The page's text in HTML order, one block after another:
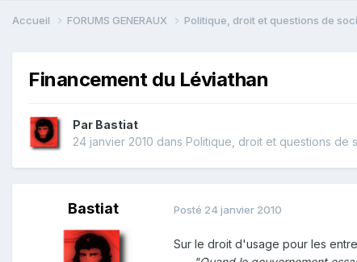
Accueil FORUMS GENERAUX Politique, droit et questions de
Financement du Léviathan
Par Bastiat
24 janvier 2010 dans Politique, droit et questions de
Bastiat Posté 24 janvier 2010
Sur le droit d'usage pour les